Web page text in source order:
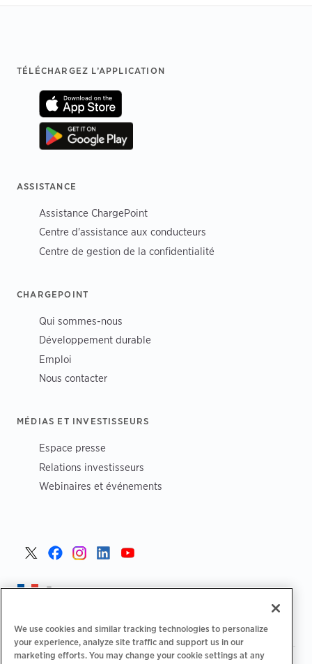
TÉLÉCHARGEZ L’APPLICATION
ASSISTANCE
Assistance ChargePoint
Centre d'assistance aux conducteurs
Centre de gestion de la confidentialité
CHARGEPOINT
Qui sommes-nous
Développement durable
Emploi
Nous contacter
MÉDIAS ET INVESTISSEURS
Espace presse
Relations investisseurs
Webinaires et événements
France >
We use cookies and similar tracking technologies to personalize
your experience, analyze site traffic and support us in our
marketing efforts. You may change your cookie settings at any